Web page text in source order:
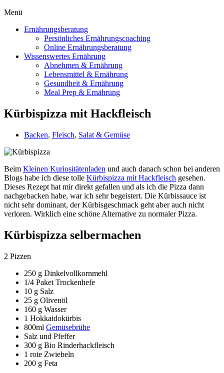
Menü
Ernährungsberatung
Persönliches Ernährungscoaching
Online Ernährungsberatung
Wissenswertes Ernährung
Abnehmen & Ernährung
Lebensmittel & Ernährung
Gesundheit & Ernährung
Meal Prep & Ernährung
Kürbispizza mit Hackfleisch
Backen, Fleisch, Salat & Gemüse
Beim Kleinen Kuriositätenladen und auch danach schon bei anderen
Blogs habe ich diese tolle Kürbispizza mit Hackfleisch gesehen.
Dieses Rezept hat mir direkt gefallen und als ich die Pizza dann
nachgebacken habe, war ich sehr begeistert. Die Kürbissauce ist
nicht sehr dominant, der Kürbisgeschmack geht aber auch nicht
verloren. Wirklich eine schöne Alternative zu normaler Pizza.
Kürbispizza selbermachen
2 Pizzen
250 g Dinkelvollkornmehl
1/4 Paket Trockenhefe
10 g Salz
25 g Olivenöl
160 g Wasser
1 Hokkaidokürbis
800ml Gemüsebrühe
Salz und Pfeffer
300 g Bio Rinderhackfleisch
1 rote Zwiebeln
200 g Feta